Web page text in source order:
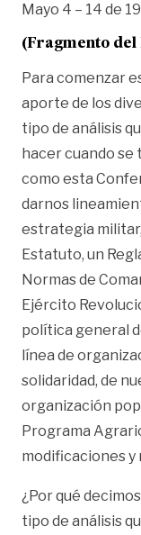
Mayo 4 – 14 de
(Fragmento
Para comenzar
aporte de los
tipo de análisis
hacer cuando
como esta
darnos
estrategia
Estatuto, un
Normas de
Ejército
política general
línea de
solidaridad, de
organización
Programa
modificaciones y
¿Por qué
tipo de análisis